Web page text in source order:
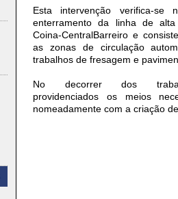
Esta intervenção verifica-se
enterramento da linha de
Coina-CentralBarreiro e
as zonas de circulação
trabalhos de fresagem e
No decorrer dos
providenciados os meios
nomeadamente com a criação